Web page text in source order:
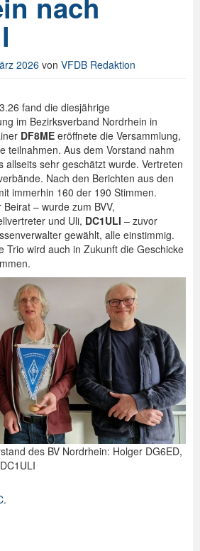
2026 von VFDB Redaktion
fand die diesjährige
im Bezirksverband Nordrhein in
DF8ME eröffnete die Versammlung,
teilnahmen. Aus dem Vorstand nahm
allseits sehr geschätzt wurde. Vertreten
Nach den Berichten aus den
immerhin 160 der 190 Stimmen.
Beirat – wurde zum BVV,
und Uli, DC1ULI – zuvor
gewählt, alle einstimmig.
Trio wird auch in Zukunft die Geschicke
des BV Nordrhein: Holger DG6ED,
.